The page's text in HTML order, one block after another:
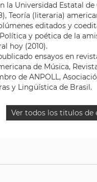
la Universidad Estatal de
Teoría (literaria)
editados y
y poética de la
hoy (2010).
ensayos en
de Música,
de ANPOLL,
y Lingüística de Brasil.
Ver todos los titulos de